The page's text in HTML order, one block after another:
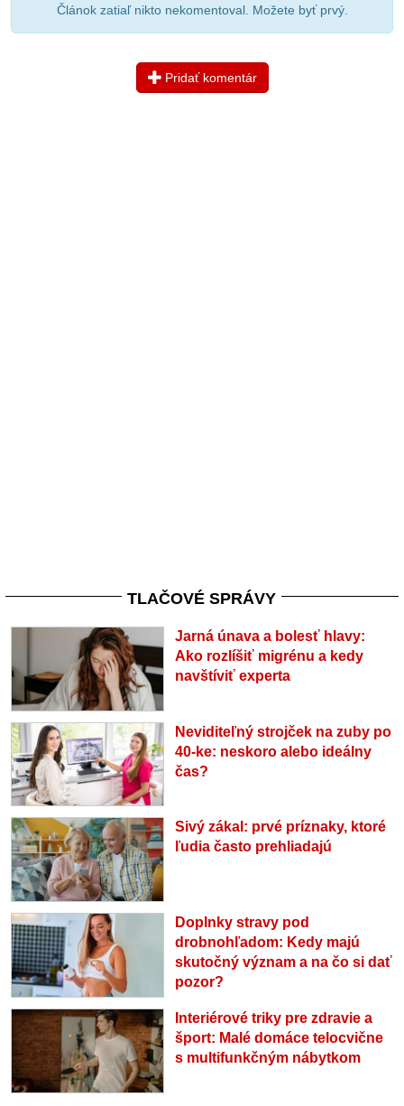
Článok zatiaľ nikto nekomentoval. Možete byť prvý.
Pridať komentár
TLAČOVÉ SPRÁVY
Jarná únava a bolesť hlavy:
Ako rozlíšiť migrénu a kedy
navštíviť experta
Neviditeľný strojček na zuby po
40-ke: neskoro alebo ideálny
čas?
Sivý zákal: prvé príznaky, ktoré
ľudia často prehliadajú
Doplnky stravy pod
drobnohľadom: Kedy majú
skutočný význam a na čo si dať
pozor?
Interiérové triky pre zdravie a
šport: Malé domáce telocvične
s multifunkčným nábytkom